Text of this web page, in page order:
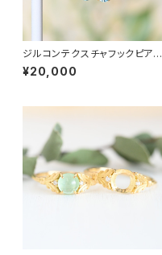
ジルコンテクスチャフックピアス
K18YG（GH3036）
¥20,000